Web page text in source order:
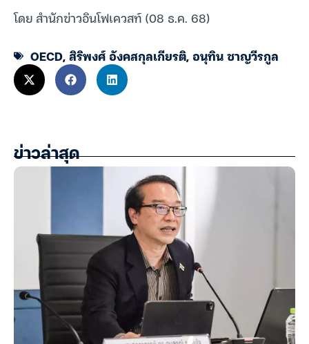
โดย สำนักข่าวอินโฟเควสท์ (08 ธ.ค. 68)
OECD,สิริพงศ์ อังคสกุลเกียรติ,อนุทิน ชาญวีรกูล
ข่าวล่าสุด